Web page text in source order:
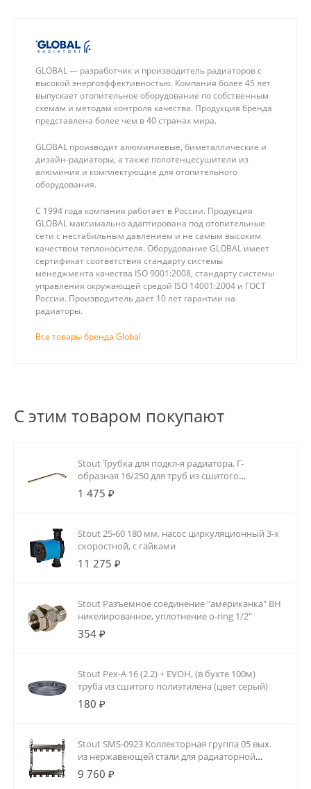
GLOBAL — разработчик и производитель радиаторов с
высокой энергоэффективностью. Компания более 45 лет
выпускает отопительное оборудование по собственным
схемам и методам контроля качества. Продукция бренда
представлена более чем в 40 странах мира.
GLOBAL производит алюминиевые, биметаллические и
дизайн-радиаторы, а также полотенцесушители из
алюминия и комплектующие для отопительного
оборудования.
С 1994 года компания работает в России. Продукция
GLOBAL максимально адаптирована под отопительные
сети с нестабильным давлением и не самым высоким
качеством теплоносителя. Оборудование GLOBAL имеет
сертификат соответствия стандарту системы
менеджмента качества ISO 9001:2008, стандарту системы
управления окружающей средой ISO 14001:2004 и ГОСТ
России. Производитель дает 10 лет гарантии на
радиаторы.
Все товары бренда Global
С этим товаром покупают
Stout Трубка для подкл-я радиатора, Г-
образная 16/250 для труб из сшитого
полиэтилена аксиальный
1 475 ₽
Stout 25-60 180 мм, насос циркуляционный 3-х
скоростной, с гайками
11 275 ₽
Stout Разъемное соединение "американка" ВН
никелированное, уплотнение o-ring 1/2"
354 ₽
Stout Pex-A 16 (2.2) + EVOH, (в бухте 100м)
труба из сшитого полиэтилена (цвет серый)
180 ₽
Stout SMS-0923 Коллекторная группа 05 вых.
из нержавеющей стали для радиаторной
разводки
9 760 ₽